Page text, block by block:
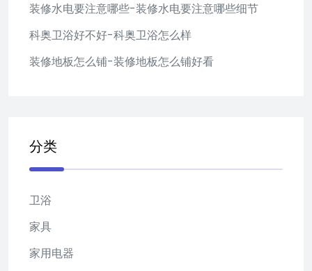
装修水电要注意哪些-装修水电要注意哪些细节
科奥卫浴好不好-科奥卫浴怎么样
装修地板怎么铺-装修地板怎么铺好看
分类
卫浴
家具
家用电器